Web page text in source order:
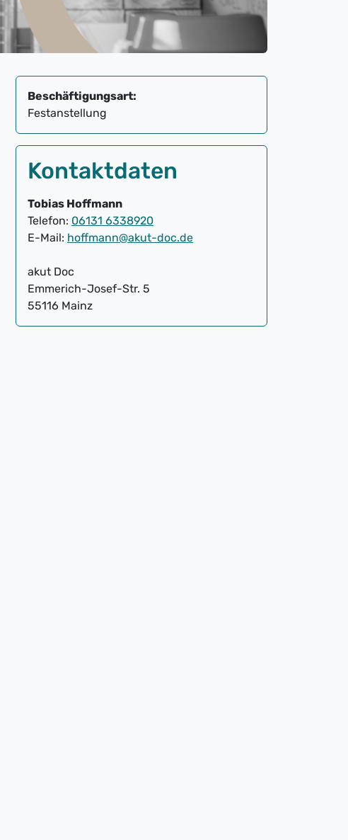
Beschäftigungsart:
Festanstellung
Kontaktdaten
Tobias Hoffmann
Telefon: 06131 6338920
E-Mail: hoffmann@akut-doc.de
akut Doc
Emmerich-Josef-Str. 5
55116 Mainz